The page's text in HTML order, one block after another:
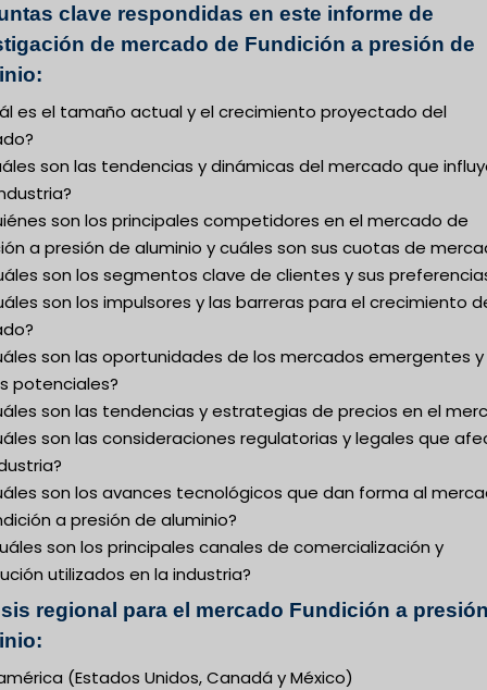
clave respondidas en este informe de
de mercado de Fundición a presión de
es el tamaño actual y el crecimiento proyectado del
son las tendencias y dinámicas del mercado que
son los principales competidores en el mercado de
a presión de aluminio y cuáles son sus cuotas de
son los segmentos clave de clientes y sus
son los impulsores y las barreras para el crecimiento
son las oportunidades de los mercados emergentes y
potenciales?
son las tendencias y estrategias de precios en el
son las consideraciones regulatorias y legales que
son los avances tecnológicos que dan forma al
a presión de aluminio?
son los principales canales de comercialización y
utilizados en la industria?
regional para el mercado Fundición a
(Estados Unidos, Canadá y México)